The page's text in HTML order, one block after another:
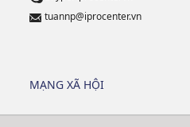
tuannp@iprocenter.vn
MẠNG XÃ HỘI